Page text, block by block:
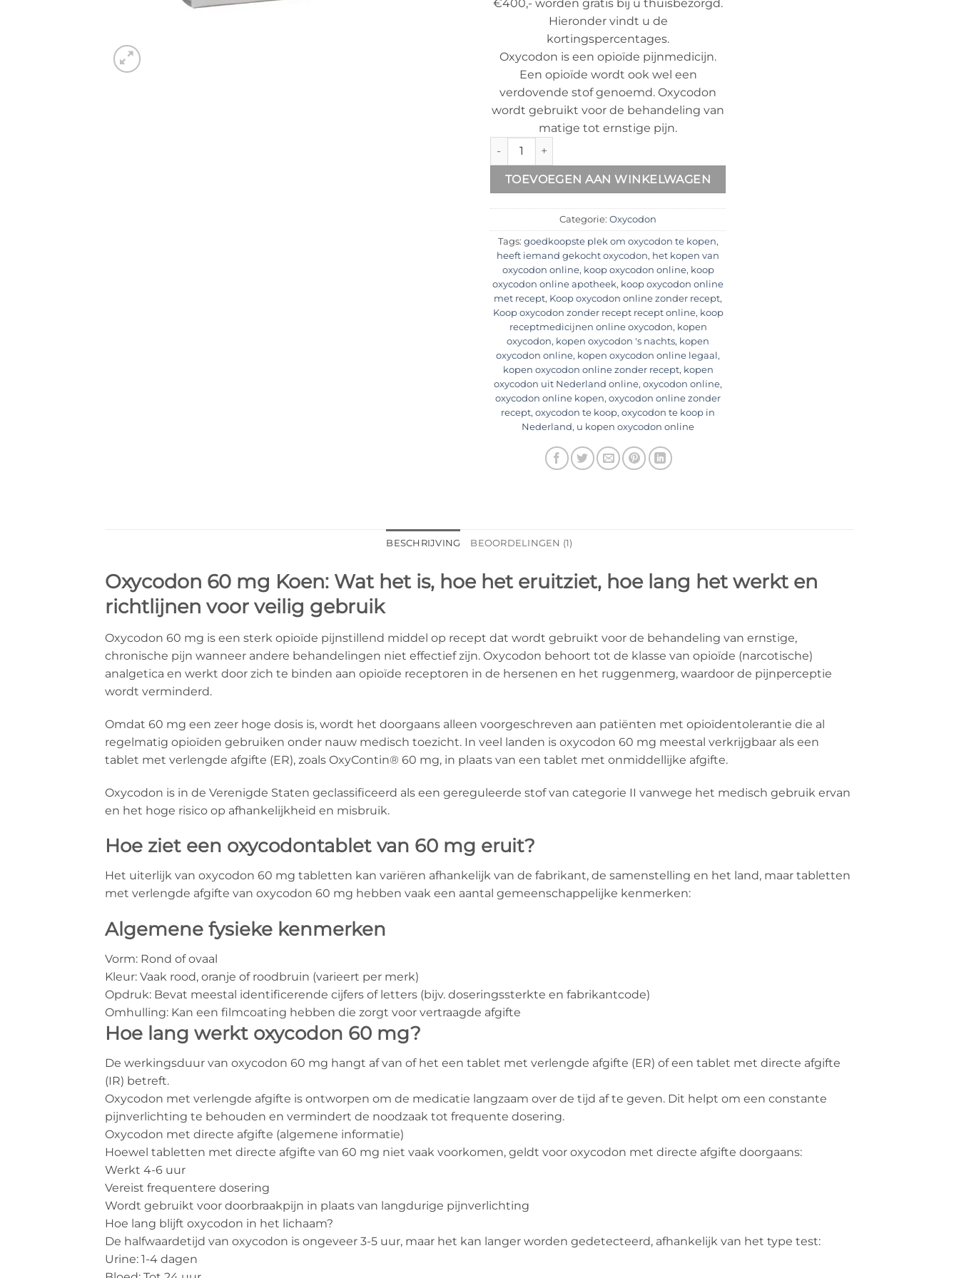
€400,- worden gratis bij u thuisbezorgd.
Hieronder vindt u de
kortingspercentages.
Oxycodon is een opioïde pijnmedicijn.
Een opioïde wordt ook wel een
verdovende stof genoemd. Oxycodon
wordt gebruikt voor de behandeling van
matige tot ernstige pijn.
Oxycodon 60mg Kopen aantal
TOEVOEGEN AAN WINKELWAGEN
Categorie: Oxycodon
Tags: goedkoopste plek om oxycodon te kopen,
heeft iemand gekocht oxycodon, het kopen van
oxycodon online, koop oxycodon online, koop
oxycodon online apotheek, koop oxycodon online
met recept, Koop oxycodon online zonder recept,
Koop oxycodon zonder recept recept online, koop
receptmedicijnen online oxycodon, kopen
oxycodon, kopen oxycodon 's nachts, kopen
oxycodon online, kopen oxycodon online legaal,
kopen oxycodon online zonder recept, kopen
oxycodon uit Nederland online, oxycodon online,
oxycodon online kopen, oxycodon online zonder
recept, oxycodon te koop, oxycodon te koop in
Nederland, u kopen oxycodon online
BESCHRIJVING BEOORDELINGEN (1)
Oxycodon 60 mg Koen: Wat het is, hoe het eruitziet, hoe lang het werkt en
richtlijnen voor veilig gebruik
Oxycodon 60 mg is een sterk opioïde pijnstillend middel op recept dat wordt gebruikt voor de behandeling van ernstige,
chronische pijn wanneer andere behandelingen niet effectief zijn. Oxycodon behoort tot de klasse van opioïde (narcotische)
analgetica en werkt door zich te binden aan opioïde receptoren in de hersenen en het ruggenmerg, waardoor de pijnperceptie
wordt verminderd.
Omdat 60 mg een zeer hoge dosis is, wordt het doorgaans alleen voorgeschreven aan patiënten met opioïdentolerantie die al
regelmatig opioïden gebruiken onder nauw medisch toezicht. In veel landen is oxycodon 60 mg meestal verkrijgbaar als een
tablet met verlengde afgifte (ER), zoals OxyContin® 60 mg, in plaats van een tablet met onmiddellijke afgifte.
Oxycodon is in de Verenigde Staten geclassificeerd als een gereguleerde stof van categorie II vanwege het medisch gebruik ervan
en het hoge risico op afhankelijkheid en misbruik.
Hoe ziet een oxycodontablet van 60 mg eruit?
Het uiterlijk van oxycodon 60 mg tabletten kan variëren afhankelijk van de fabrikant, de samenstelling en het land, maar tabletten
met verlengde afgifte van oxycodon 60 mg hebben vaak een aantal gemeenschappelijke kenmerken:
Algemene fysieke kenmerken
Vorm: Rond of ovaal
Kleur: Vaak rood, oranje of roodbruin (varieert per merk)
Opdruk: Bevat meestal identificerende cijfers of letters (bijv. doseringssterkte en fabrikantcode)
Omhulling: Kan een filmcoating hebben die zorgt voor vertraagde afgifte
Hoe lang werkt oxycodon 60 mg?
De werkingsduur van oxycodon 60 mg hangt af van of het een tablet met verlengde afgifte (ER) of een tablet met directe afgifte
(IR) betreft.
Oxycodon met verlengde afgifte is ontworpen om de medicatie langzaam over de tijd af te geven. Dit helpt om een ​​constante
pijnverlichting te behouden en vermindert de noodzaak tot frequente dosering.
Oxycodon met directe afgifte (algemene informatie)
Hoewel tabletten met directe afgifte van 60 mg niet vaak voorkomen, geldt voor oxycodon met directe afgifte doorgaans:
Werkt 4-6 uur
Vereist frequentere dosering
Wordt gebruikt voor doorbraakpijn in plaats van langdurige pijnverlichting
Hoe lang blijft oxycodon in het lichaam?
De halfwaardetijd van oxycodon is ongeveer 3-5 uur, maar het kan langer worden gedetecteerd, afhankelijk van het type test:
Urine: 1-4 dagen